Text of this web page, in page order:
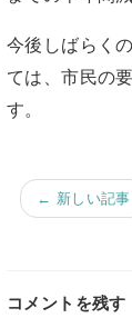
今後しばらく
ては、市民の
す。
← 新しい記事
コメントを残す